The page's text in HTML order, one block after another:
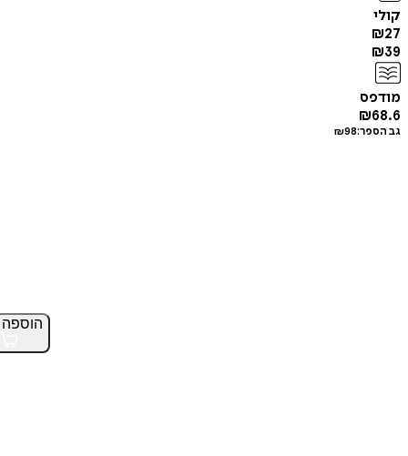
קולי
₪27
₪39
מודפס
₪68.6
גב הספר: ₪98
הוספה